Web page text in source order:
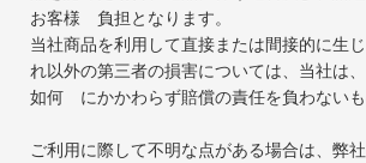
お客様 負担となります。
当社商品を利用して直接または間接的に生
れ以外の第三者の損害については、当社は
如何 にかかわらず賠償の責任を負わないも
ご利用に際して不明な点がある場合は、弊